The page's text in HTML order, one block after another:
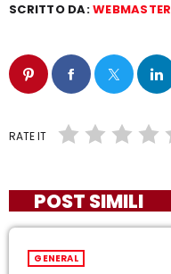
SCRITTO DA:WEBMASTER
RATE IT
POST SIMILI
GENERAL